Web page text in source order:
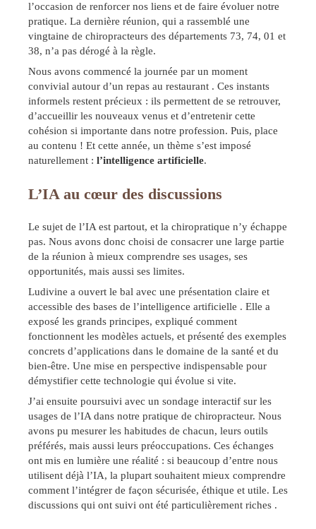
l’occasion de renforcer nos liens et de faire évoluer notre
pratique. La dernière réunion, qui a rassemblé une
vingtaine de chiropracteurs des départements 73, 74, 01 et
38, n’a pas dérogé à la règle.
Nous avons commencé la journée par un moment
convivial autour d’un repas au restaurant ️. Ces instants
informels restent précieux : ils permettent de se retrouver,
d’accueillir les nouveaux venus et d’entretenir cette
cohésion si importante dans notre profession. Puis, place
au contenu ! Et cette année, un thème s’est imposé
naturellement : l’intelligence artificielle.
L’IA au cœur des discussions
Le sujet de l’IA est partout, et la chiropratique n’y échappe
pas. Nous avons donc choisi de consacrer une large partie
de la réunion à mieux comprendre ses usages, ses
opportunités, mais aussi ses limites.
Ludivine a ouvert le bal avec une présentation claire et
accessible des bases de l’intelligence artificielle . Elle a
exposé les grands principes, expliqué comment
fonctionnent les modèles actuels, et présenté des exemples
concrets d’applications dans le domaine de la santé et du
bien-être. Une mise en perspective indispensable pour
démystifier cette technologie qui évolue si vite.
J’ai ensuite poursuivi avec un sondage interactif sur les
usages de l’IA dans notre pratique de chiropracteur. Nous
avons pu mesurer les habitudes de chacun, leurs outils
préférés, mais aussi leurs préoccupations. Ces échanges
ont mis en lumière une réalité : si beaucoup d’entre nous
utilisent déjà l’IA, la plupart souhaitent mieux comprendre
comment l’intégrer de façon sécurisée, éthique et utile. Les
discussions qui ont suivi ont été particulièrement riches .